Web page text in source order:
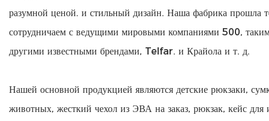
разумной ценой. и стильный дизайн. Наша фабрика прошла
сотрудничаем с ведущими мировыми компаниями 500,
другими известными брендами, Telfar. и Крайола и т. д.
Нашей основной продукцией являются детские рюкзаки,
животных, жесткий чехол из ЭВА на заказ, рюкзак, кейс для